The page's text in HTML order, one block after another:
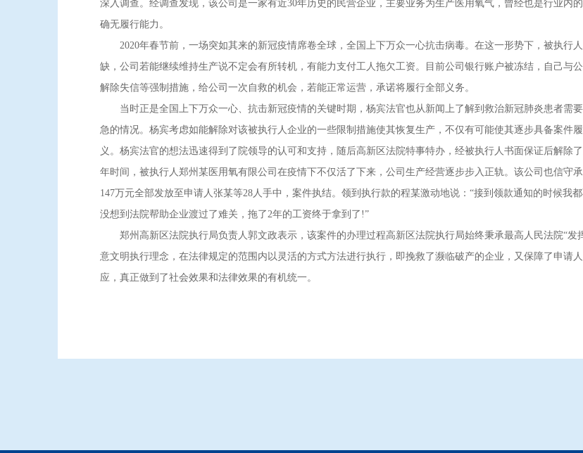
深入调查。经调查发现，该公司是一家有近30年历史的民营企业，主要业务为生产医用氧气，曾经也是行业内
确无履行能力。
2020年春节前，一场突如其来的新冠疫情席卷全球，全国上下万众一心抗击病毒。在这一形势下，被执行
缺，公司若能继续维持生产说不定会有所转机，有能力支付工人拖欠工资。目前公司银行账户被冻结，自己与
解除失信等强制措施，给公司一次自救的机会，若能正常运营，承诺将履行全部义务。
当时正是全国上下万众一心、抗击新冠疫情的关键时期，杨宾法官也从新闻上了解到救治新冠肺炎患者需
急的情况。杨宾考虑如能解除对该被执行人企业的一些限制措施使其恢复生产，不仅有可能使其逐步具备案件
义。杨宾法官的想法迅速得到了院领导的认可和支持，随后高新区法院特事特办，经被执行人书面保证后解除
年时间，被执行人郑州某医用氧有限公司在疫情下不仅活了下来，公司生产经营逐步步入正轨。该公司也信守
147万元全部发放至申请人张某等28人手中，案件执结。领到执行款的程某激动地说：“接到领款通知的时候我
没想到法院帮助企业渡过了难关，拖了2年的工资终于拿到了!”
郑州高新区法院执行局负责人郭文政表示，该案件的办理过程高新区法院执行局始终秉承最高人民法院“发
意文明执行理念，在法律规定的范围内以灵活的方式方法进行执行，即挽救了濒临破产的企业，又保障了申请
应，真正做到了社会效果和法律效果的有机统一。